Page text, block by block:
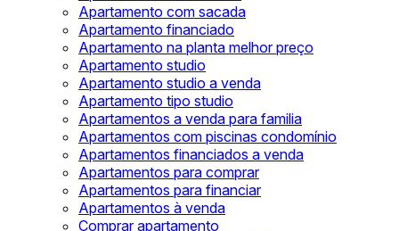
Apartamento com sacada
Apartamento financiado
Apartamento na planta melhor preço
Apartamento studio
Apartamento studio a venda
Apartamento tipo studio
Apartamentos a venda para familia
Apartamentos com piscinas condomínio
Apartamentos financiados a venda
Apartamentos para comprar
Apartamentos para financiar
Apartamentos à venda
Comprar apartamento